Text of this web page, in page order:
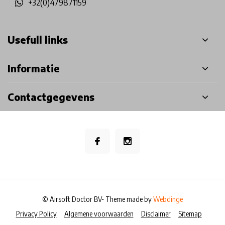
+32(0)479871159
Usefull links
Informatie
Contactgegevens
Privacy Policy Algemene voorwaarden Disclaimer Sitemap
© Airsoft Doctor BV- Theme made byWebdinge